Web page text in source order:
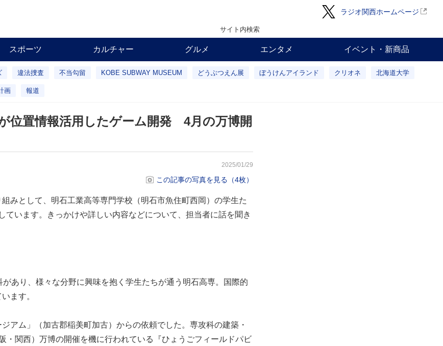
ラジオ関西ホームページ
サイト内検索
スポーツ カルチャー グルメ エンタメ イベント・新商品
違法捜査 不当勾留 KOBE SUBWAY MUSEUM どうぶつえん展 ぼうけんアイランド クリオネ 北海道大学
画 報道
位置情報活用したゲーム開発 4月の万博開
2025/01/29
この記事の写真を見る（4枚）
みとして、明石工業高等専門学校（明石市魚住町西岡）の学生た
います。きっかけや詳しい内容などについて、担当者に話を聞き
あり、様々な分野に興味を抱く学生たちが通う明石高専。国際的
ます。
ム」（加古郡稲美町加古）からの依頼でした。専攻科の建築・
関西）万博の開催を機に行われている『ひょうごフィールドパビ